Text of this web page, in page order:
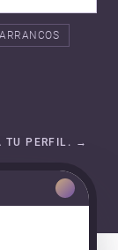
TU PERFIL. →